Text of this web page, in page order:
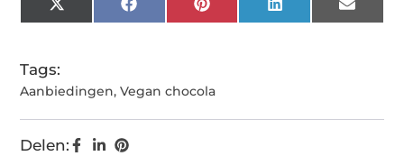
X
(Twitter)
FacebookPinterestLinkedIn Email
Tags:
Aanbiedingen,Vegan chocola
Delen: